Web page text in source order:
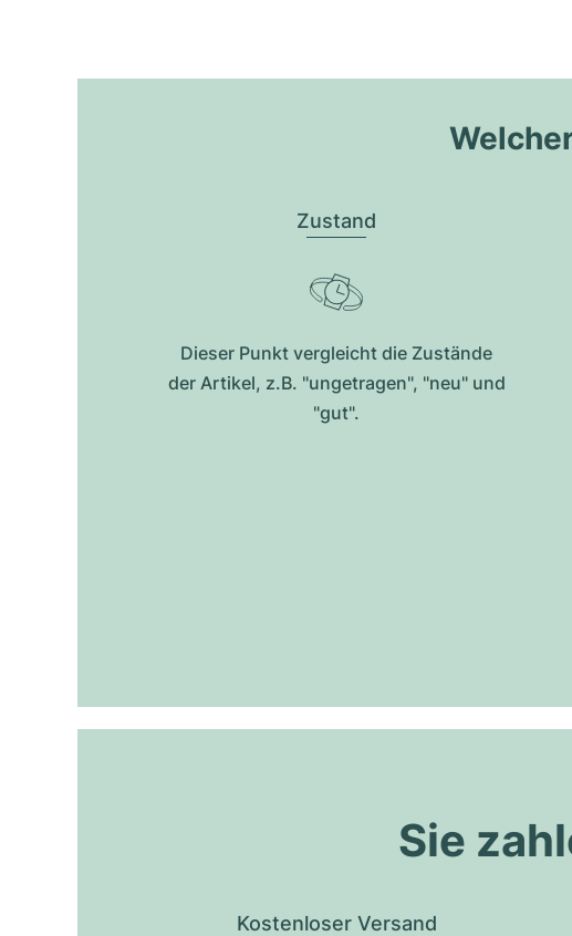
Zustand
Dieser Punkt vergleicht die Zustände
der Artikel, z.B. "ungetragen", "neu" und
"gut".
Sie
Kostenloser Versand